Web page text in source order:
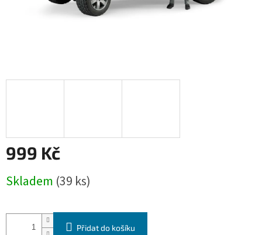
999 Kč
cena:
Skladem (39 ks)
Přidat do košíku